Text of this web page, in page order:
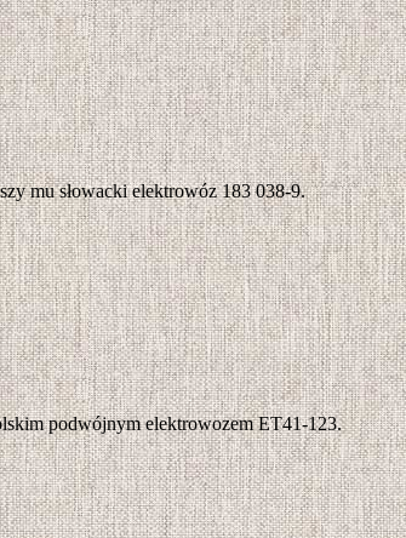
mu słowacki elektrowóz 183 038-9.
podwójnym elektrowozem ET41-123.